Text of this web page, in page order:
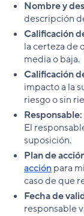
Nombre y
descripción
Calificación
la certeza de
media o baja.
Calificación
impacto a la
riesgo o sin
Responsable:
El
suposición.
Plan de
acciónpara
caso de que
Fecha de
responsable